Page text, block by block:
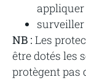
appliquer
surveiller
NB : Les
être dotés les
protègent pas